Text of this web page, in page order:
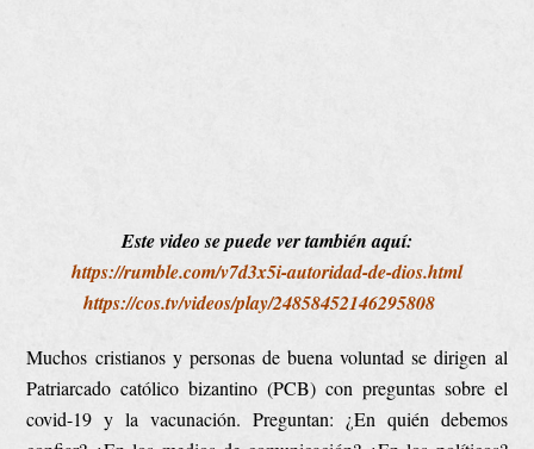
Este video se puede ver también aquí:
https://rumble.com/v7d3x5i-autoridad-de-dios.html
https://cos.tv/videos/play/24858452146295808
Muchos cristianos y personas de buena voluntad se dirigen al
Patriarcado católico bizantino (PCB) con preguntas sobre el
covid-19 y la vacunación. Preguntan: ¿En quién debemos